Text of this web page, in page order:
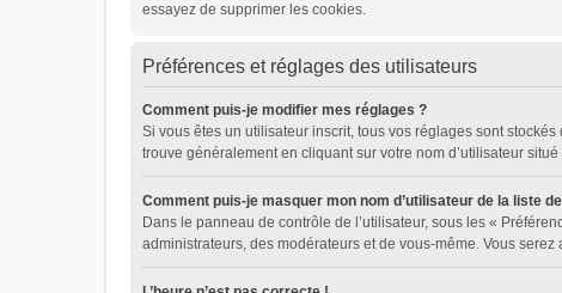
essayez de supprimer les cookies.
Préférences et réglages des utilisateurs
Comment puis-je modifier mes réglages ?
Si vous êtes un utilisateur inscrit, tous vos réglages sont
trouve généralement en cliquant sur votre nom d’utilisateur
Comment puis-je masquer mon nom d’utilisateur de la liste
Dans le panneau de contrôle de l’utilisateur, sous les «
administrateurs, des modérateurs et de vous-même. Vous